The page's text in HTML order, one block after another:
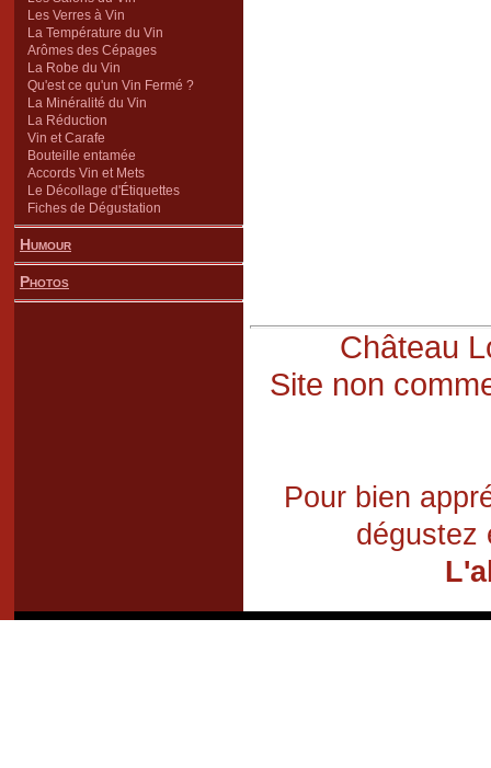
Les Verres à Vin
La Température du Vin
Arômes des Cépages
La Robe du Vin
Qu'est ce qu'un Vin Fermé ?
La Minéralité du Vin
La Réduction
Vin et Carafe
Bouteille entamée
Accords Vin et Mets
Le Décollage d'Étiquettes
Fiches de Dégustation
Humour
Photos
Château
Site non
Pour bien
dégustez